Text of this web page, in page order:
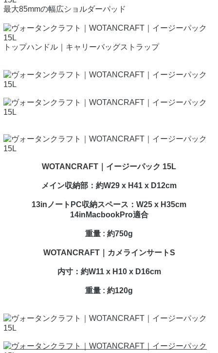
最大85mmの幅広ショルダーパッド
トップハンドル｜キャリーバッグストラップ
WOTANCRAFT｜イージーパック 15L
メイン収納部：約W29 x H41 x D12cm
13inノートPC収納スペース：W25 x H35cm
14inMacbookPro適合
重量 : 約750g
WOTANCRAFT｜カメラインサートS
内寸：約W11 x H10 x D16cm
重量 : 約120g